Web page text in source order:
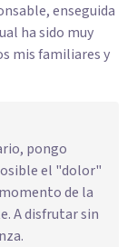
enseguida
ha sido muy
mis familiares y
pongo
el "dolor"
de la
A disfrutar sin